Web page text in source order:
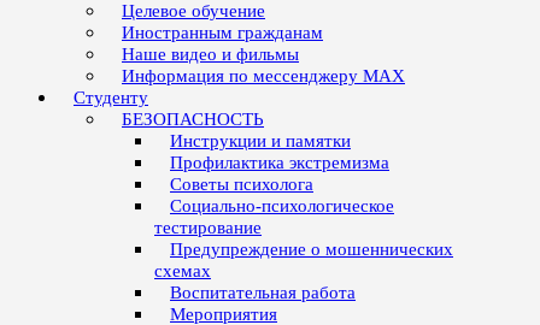
Целевое обучение
Иностранным гражданам
Наше видео и фильмы
Информация по мессенджеру MAX
Студенту
БЕЗОПАСНОСТЬ
Инструкции и памятки
Профилактика экстремизма
Советы психолога
Социально-психологическое
тестирование
Предупреждение о мошеннических
схемах
Воспитательная работа
Мероприятия